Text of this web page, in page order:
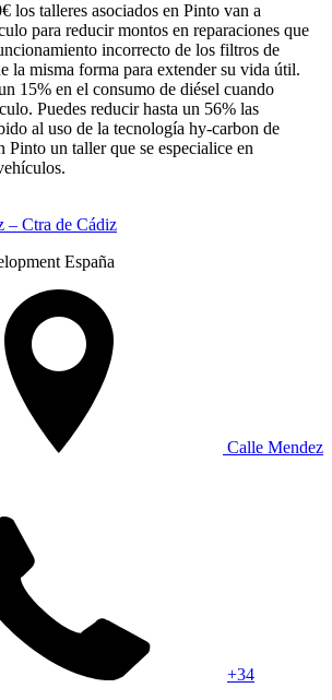
los talleres asociados en Pinto van a
para reducir montos en reparaciones que
incorrecto de los filtros de
la misma forma para extender su vida útil.
15% en el consumo de diésel cuando
Puedes reducir hasta un 56% las
al uso de la tecnología hy-carbon de
Pinto un taller que se especialice en
– Ctra de Cádiz
España
Calle Mendez
+34